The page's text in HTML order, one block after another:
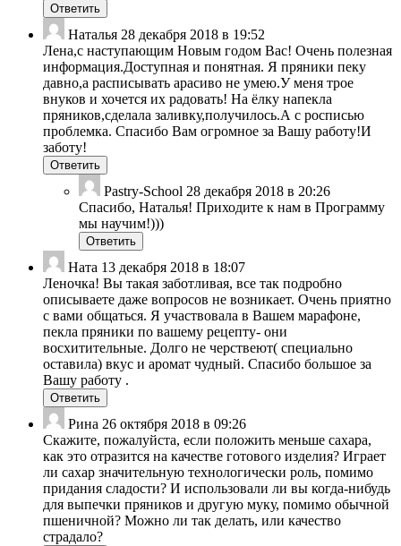
Ответить
Наталья 28 декабря 2018 в 19:52
Лена,с наступающим Новым годом Вас! Очень полезная
информация.Доступная и понятная. Я пряники пеку
давно,а расписывать арасиво не умею.У меня трое
внуков и хочется их радовать! На ёлку напекла
пряников,сделала заливку,получилось.А с росписью
проблемка. Спасибо Вам огромное за Вашу работу!И
заботу!
Ответить
Pastry-School 28 декабря 2018 в 20:26
Спасибо, Наталья! Приходите к нам в Программу
мы научим!)))
Ответить
Ната 13 декабря 2018 в 18:07
Леночка! Вы такая заботливая, все так подробно
описываете даже вопросов не возникает. Очень приятно
с вами общаться. Я участвовала в Вашем марафоне,
пекла пряники по вашему рецепту- они
восхитительные. Долго не черствеют( специально
оставила) вкус и аромат чудный. Спасибо большое за
Вашу работу .
Ответить
Рина 26 октября 2018 в 09:26
Скажите, пожалуйста, если положить меньше сахара,
как это отразится на качестве готового изделия? Играет
ли сахар значительную технологически роль, помимо
придания сладости? И использовали ли вы когда-нибудь
для выпечки пряников и другую муку, помимо обычной
пшеничной? Можно ли так делать, или качество
страдало?